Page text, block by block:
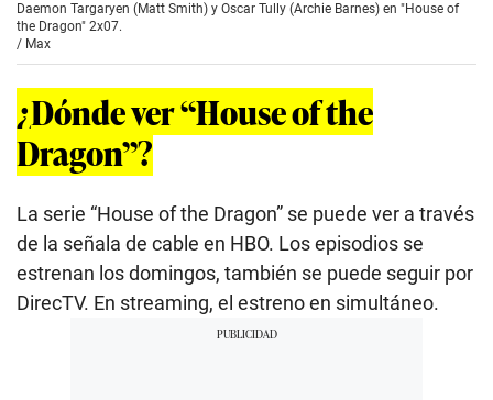
Daemon Targaryen (Matt Smith) y Oscar Tully (Archie Barnes) en "House of
the Dragon" 2x07.
/ Max
¿Dónde ver “House of the
Dragon”?
La serie “House of the Dragon” se puede ver a través
de la señala de cable en HBO. Los episodios se
estrenan los domingos, también se puede seguir por
DirecTV. En streaming, el estreno en simultáneo.